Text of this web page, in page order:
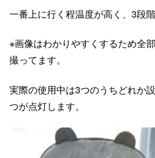
一番上に行く程温度が高く、3段
※画像はわかりやすくするため全
撮ってます。
実際の使用中は3つのうちどれか
つが点灯します。